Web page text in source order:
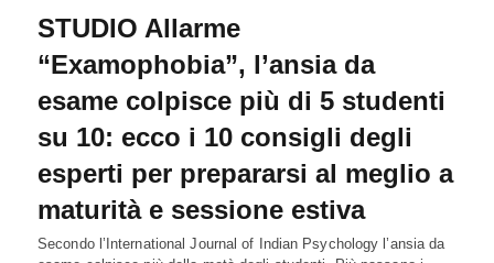
STUDIO Allarme
“Examophobia”, l’ansia da
esame colpisce più di 5 studenti
su 10: ecco i 10 consigli degli
esperti per prepararsi al meglio a
maturità e sessione estiva
Secondo l’International Journal of Indian Psychology l’ansia da